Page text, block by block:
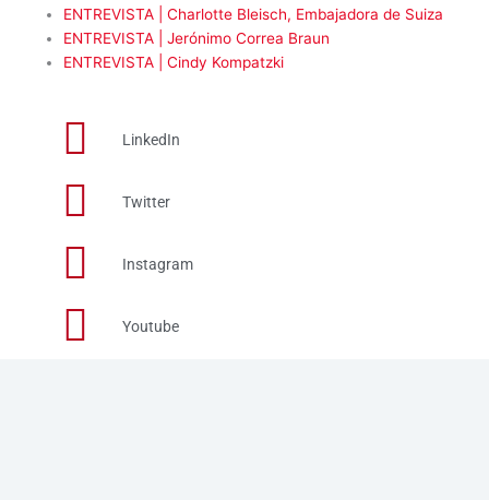
ENTREVISTA | Charlotte Bleisch, Embajadora de Suiza
ENTREVISTA | Jerónimo Correa Braun
ENTREVISTA | Cindy Kompatzki
LinkedIn
Twitter
Instagram
Youtube